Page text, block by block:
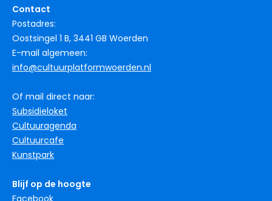
Contact
Postadres:
Oostsingel 1 B, 3441 GB Woerden
E-mail algemeen:
info@cultuurplatformwoerden.nl
Of mail direct naar:
Subsidieloket
Cultuuragenda
Cultuurcafe
Kunstpark
Blijf op de hoogte